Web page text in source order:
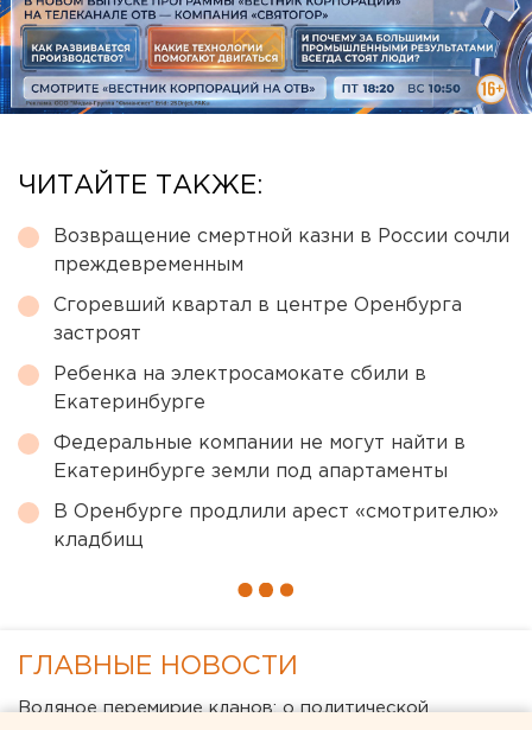
ЧИТАЙТЕ ТАКЖЕ:
Возвращение смертной казни в России сочли
преждевременным
Сгоревший квартал в центре Оренбурга
застроят
Ребенка на электросамокате сбили в
Екатеринбурге
Федеральные компании не могут найти в
Екатеринбурге земли под апартаменты
В Оренбурге продлили арест «смотрителю»
кладбищ